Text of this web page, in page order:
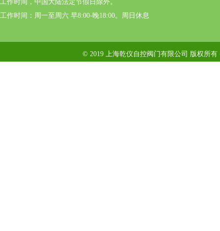
工作时间，中国大陆法定节假日除外。
工作时间：周一至周六 早8:00-晚18:00。周日休息
© 2019 上海乾仪自控阀门有限公司 版权所有